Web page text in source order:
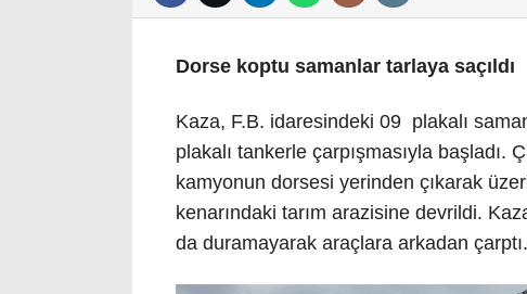
Dorse koptu samanlar tarlaya saçıldı
Kaza, F.B. idaresindeki 09 plakalı
plakalı tankerle çarpışmasıyla başladı.
kamyonun dorsesi yerinden çıkarak
kenarındaki tarım arazisine devrildi.
da duramayarak araçlara arkadan çarptı.